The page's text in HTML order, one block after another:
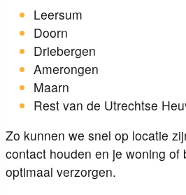
Leersum
Doorn
Driebergen
Amerongen
Maarn
Rest van de Utrechtse
Zo kunnen we snel op locatie
contact houden en je woning of
optimaal verzorgen.